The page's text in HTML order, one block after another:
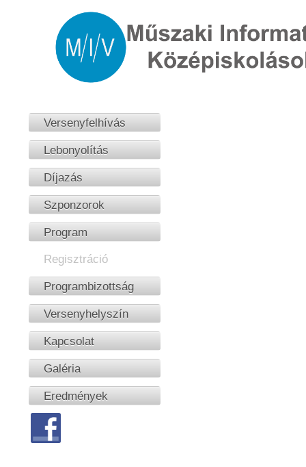
Versenyfelhívás
Lebonyolítás
Díjazás
Szponzorok
Program
Regisztráció
Programbizottság
Versenyhelyszín
Kapcsolat
Galéria
Eredmények
Galéria